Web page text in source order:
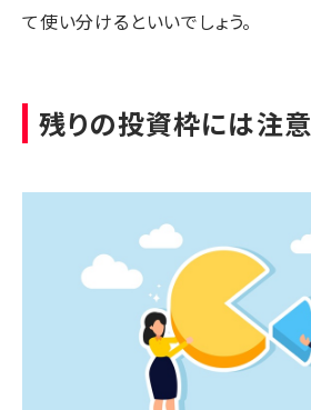
て使い分けるといいでしょう。
残りの投資枠には注意